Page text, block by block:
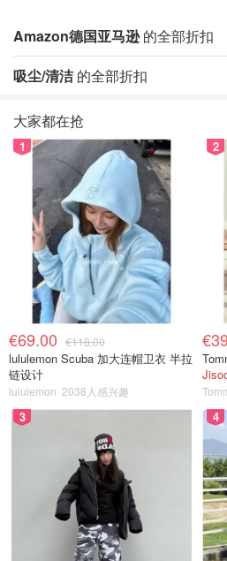
Amazon德国亚马逊的全部折扣
吸尘/清洁的全部折扣
大家都在抢
1
€69.00 €118.00
lululemon Scuba 加大连帽卫衣 半拉
链设计
lululemon 2038人感兴趣
2
3 4